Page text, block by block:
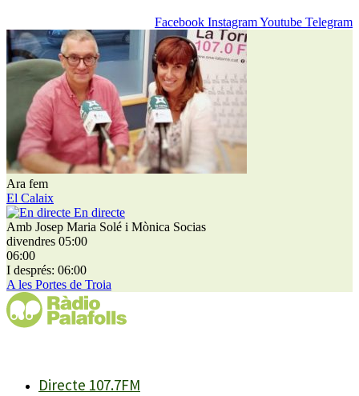
Facebook InstagramYoutube Telegram
Ara fem
El Calaix
En directe
Amb Josep Maria Solé i Mònica Socias
divendres 05:00
06:00
I després: 06:00
A les Portes de Troia
Directe 107.7FM